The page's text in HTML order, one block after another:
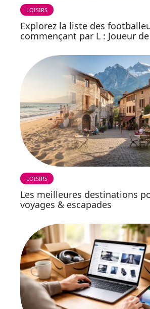
LOISIRS
Explorez la liste des
commençant par L : Joueur
LOISIRS
Les meilleures destinations
voyages & escapades